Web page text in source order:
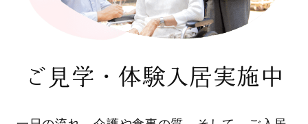
ご見学・体験入居実施中